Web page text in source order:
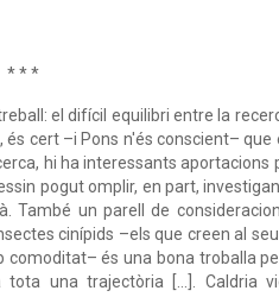
* * *
el difícil equilibri entre la
cert –i Pons n'és conscient–
hi ha interessants aportacions
pogut omplir, en part,
També un parell de
cinípids –els que creen al
és una bona troballa
una trajectòria […]. Caldria